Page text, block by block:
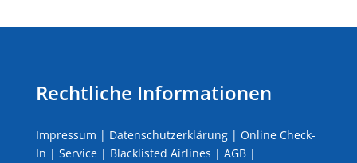
Rechtliche Informationen
Impressum | Datenschutzerklärung| Online Check-
In | Service| Blacklisted Airlines | AGB|